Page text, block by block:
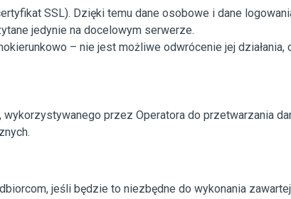
SSL). Dzięki temu dane osobowe i dane
jedynie na docelowym serwerze.
– nie jest możliwe odwrócenie jej działania,
przez Operatora do przetwarzania
jeśli będzie to niezbędne do wykonania